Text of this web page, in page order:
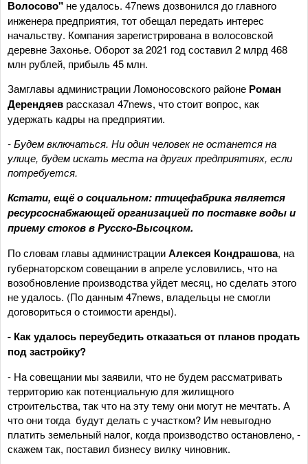
Волосово" не удалось. 47news дозвонился до главного
инженера предприятия, тот обещал передать интерес
начальству. Компания зарегистрирована в волосовской
деревне Захонье. Оборот за 2021 год составил 2 млрд 468
млн рублей, прибыль 45 млн.
Замглавы администрации Ломоносовского районе Роман
Дерендяев рассказал 47news, что стоит вопрос, как
удержать кадры на предприятии.
- Будем включаться. Ни один человек не останется на
улице, будем искать места на других предприятиях, если
потребуется.
Кстати, ещё о социальном: птицефабрика является
ресурсоснабжающей организацией по поставке воды и
приему стоков в Русско-Высоцком.
По словам главы администрацииАлексея Кондрашова, на
губернаторском совещании в апреле условились, что на
возобновление производства уйдет месяц, но сделать этого
не удалось. (По данным 47news, владельцы не смогли
договориться о стоимости аренды).
- Как удалось переубедить отказаться от планов продать
под застройку?
- На совещании мы заявили, что не будем рассматривать
территорию как потенциальную для жилищного
строительства, так что на эту тему они могут не мечтать. А
что они тогда будут делать с участком? Им невыгодно
платить земельный налог, когда производство остановлено, -
скажем так, поставил бизнесу вилку чиновник.